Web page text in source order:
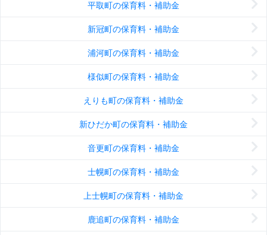
平取町の保育料・補助金
新冠町の保育料・補助金
浦河町の保育料・補助金
様似町の保育料・補助金
えりも町の保育料・補助金
新ひだか町の保育料・補助金
音更町の保育料・補助金
士幌町の保育料・補助金
上士幌町の保育料・補助金
鹿追町の保育料・補助金